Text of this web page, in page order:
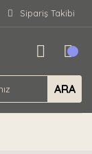
Sipariş Takibi
ARA